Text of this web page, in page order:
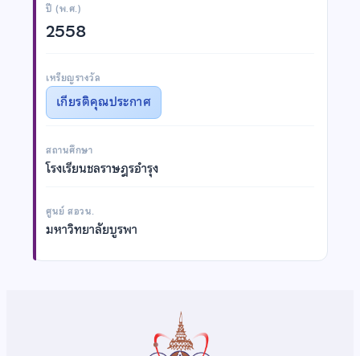
ปี (พ.ศ.)
2558
เหรียญรางวัล
เกียรติคุณประกาศ
สถานศึกษา
โรงเรียนชลราษฎรอำรุง
ศูนย์ สอวน.
มหาวิทยาลัยบูรพา